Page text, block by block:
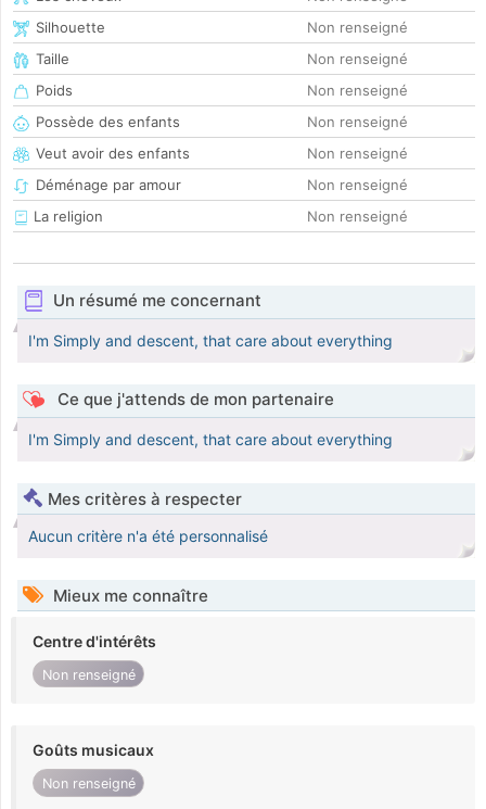
Silhouette
Non renseigné
Taille
Non renseigné
Poids
Non renseigné
Possède des enfants
Non renseigné
Veut avoir des enfants
Non renseigné
Déménage par amour
Non renseigné
La religion
Non renseigné
Un résumé me concernant
I'm Simply and descent, that care about everything
Ce que j'attends de mon partenaire
I'm Simply and descent, that care about everything
Mes critères à respecter
Aucun critère n'a été personnalisé
Mieux me connaître
Centre d'intérêts
Non renseigné
Goûts musicaux
Non renseigné